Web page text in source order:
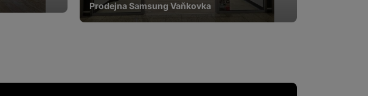
Prodejna Samsung Vaňkovka